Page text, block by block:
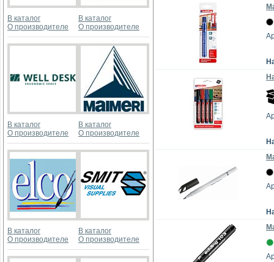
В каталог
О производителе
В каталог
О производителе
В каталог
О производителе
В каталог
О производителе
В каталог
О производителе
В каталог
О производителе